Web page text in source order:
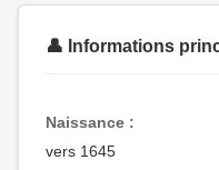
👤 Informations
Naissance :
vers 1645